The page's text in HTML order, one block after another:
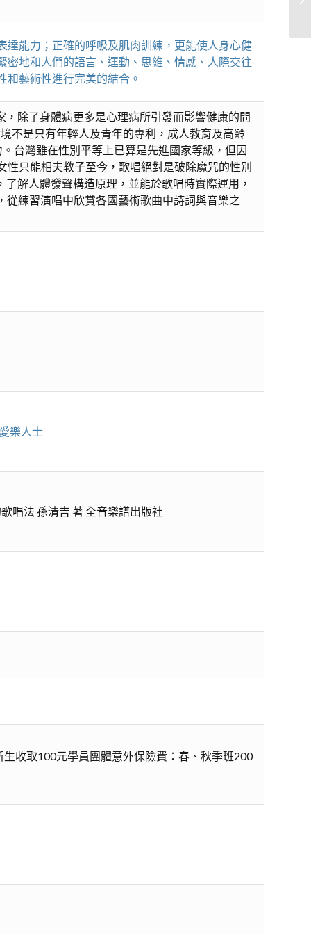
能力；正確的呼吸及肌肉訓練，更能使人身心健
地和人們的語言、運動、思維、情感、人際交往
藝術性進行完美的結合。
除了身體病更多是心理病所引發而影響健康的問
不是只有年輕人及青年的專利，成人教育及高齡
台灣雖在性別平等上已算是先進國家等級，但因
只能相夫教子至今，歌唱絕對是破除魔咒的性別
解人體發聲構造原理，並能於歌唱時實際運用，
練習演唱中欣賞各國藝術歌曲中詩詞與音樂之
樂人士
唱法 孫清吉 著 全音樂譜出版社
收取100元學員團體意外保險費：春、秋季班200